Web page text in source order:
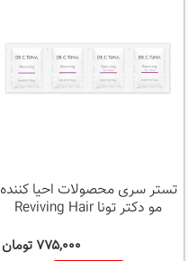
تستر سری محصولات احیا کننده
مو دکتر تونا Reviving Hair
۷۷۵,۰۰۰ تومان